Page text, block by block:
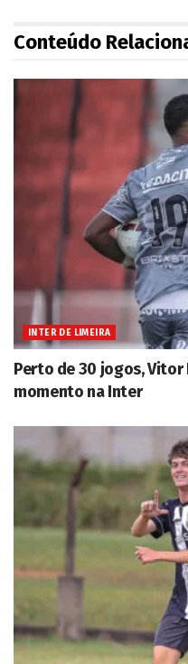
Conteúdo
INTER DE LIMEIRA
Perto de 30 jogos, Vitor
momento na Inter